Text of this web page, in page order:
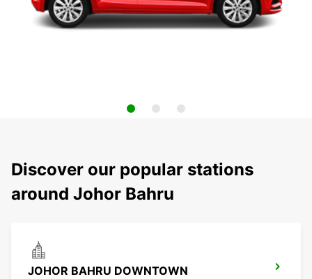
Discover our popular stations
around Johor Bahru
JOHOR BAHRU DOWNTOWN